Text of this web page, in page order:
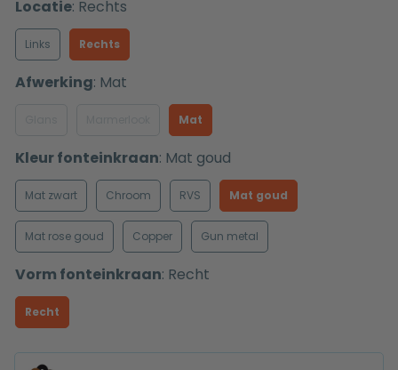
Locatie: Rechts
Links Rechts
Afwerking: Mat
Mat
Kleur fonteinkraan: Mat goud
Mat zwart Chroom RVS Mat goud
Mat rose goud Copper Gun metal
Vorm fonteinkraan: Recht
Recht